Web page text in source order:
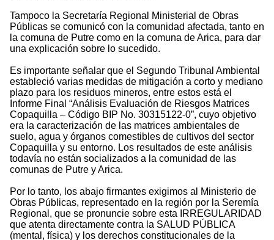
Tampoco la Secretaría Regional Ministerial de Obras
Públicas se comunicó con la comunidad afectada, tanto en
la comuna de Putre como en la comuna de Arica, para dar
una explicación sobre lo sucedido.
Es importante señalar que el Segundo Tribunal Ambiental
estableció varias medidas de mitigación a corto y mediano
plazo para los residuos mineros, entre estos está el
Informe Final “Análisis Evaluación de Riesgos Matrices
Copaquilla – Código BIP No. 30315122-0”, cuyo objetivo
era la caracterización de las matrices ambientales de
suelo, agua y órganos comestibles de cultivos del sector
Copaquilla y su entorno. Los resultados de este análisis
todavía no están socializados a la comunidad de las
comunas de Putre y Arica.
Por lo tanto, los abajo firmantes exigimos al Ministerio de
Obras Públicas, representado en la región por la Seremía
Regional, que se pronuncie sobre esta IRREGULARIDAD
que atenta directamente contra la SALUD PÚBLICA
(mental, física) y los derechos constitucionales de la